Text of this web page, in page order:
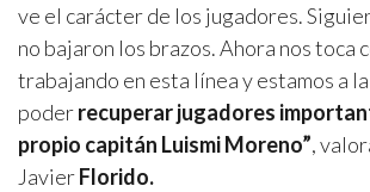
ve el carácter de los jugadores.
no bajaron los brazos. Ahora nos toca
trabajando en esta línea y estamos a
poderrecuperar jugadores
propio capitán Luismi Moreno”,
JavierFlorido.